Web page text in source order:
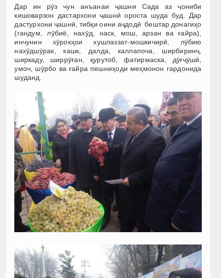
Дар ин рӯз чун анъанаи ҷашни Сада аз ҷониби
кишоварзон дастархони ҷашнӣ ороста шуда буд. Дар
дастурхони ҷашнӣ, тибқи оини аҷдодӣ бештар донагиҳо
(гандум, лӯбиё, нахӯд, наск, мош, арзан ва ғайра),
инчунин хӯрокҳои хушлаззат-мошкичирӣ, лӯбию
нахӯдшӯрак, кашк, далда, каллапоча, ширбиринҷ,
ширкаду, ширрӯған, қурутоб, фатирмаска, дӯғҷӯшӣ,
умоч, шӯрбо ва ғайра пешниҳоди меҳмонон гардонида
шуданд.